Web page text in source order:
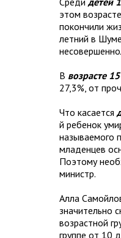
этом
покончили
летний в
В возрасте
27,3%, от
Что касается
й ребенок
называемого
младенцев
Поэтому
министр.
Алла
значительно
возрастной
группе от 10